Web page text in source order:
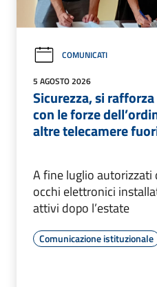
COMUNICATI
5 AGOSTO 2026
Sicurezza, si
con le forze
altre telecamere
A fine luglio
occhi elettronici
attivi dopo l’estate
Comunicazione istituzionale